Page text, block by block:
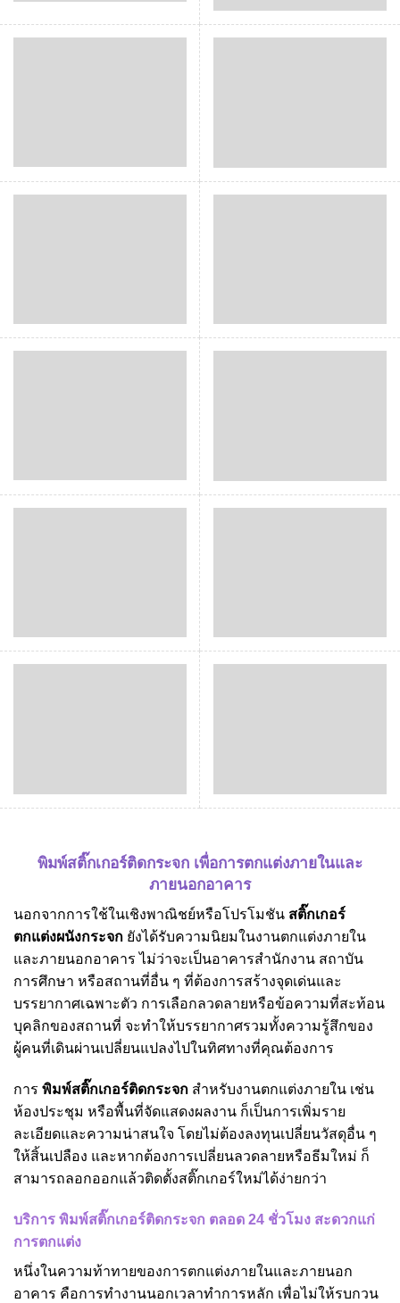
พิมพ์สติ๊กเกอร์ติดกระจก เพื่อการตกแต่งภายในและ
ภายนอกอาคาร
นอกจากการใช้ในเชิงพาณิชย์หรือโปรโมชัน สติ๊กเกอร์
ตกแต่งผนังกระจก ยังได้รับความนิยมในงานตกแต่งภายใน
และภายนอกอาคาร ไม่ว่าจะเป็นอาคารสำนักงาน สถาบัน
การศึกษา หรือสถานที่อื่น ๆ ที่ต้องการสร้างจุดเด่นและ
บรรยากาศเฉพาะตัว การเลือกลวดลายหรือข้อความที่สะท้อน
บุคลิกของสถานที่ จะทำให้บรรยากาศรวมทั้งความรู้สึกของ
ผู้คนที่เดินผ่านเปลี่ยนแปลงไปในทิศทางที่คุณต้องการ
การ พิมพ์สติ๊กเกอร์ติดกระจก สำหรับงานตกแต่งภายใน เช่น
ห้องประชุม หรือพื้นที่จัดแสดงผลงาน ก็เป็นการเพิ่มราย
ละเอียดและความน่าสนใจ โดยไม่ต้องลงทุนเปลี่ยนวัสดุอื่น ๆ
ให้สิ้นเปลือง และหากต้องการเปลี่ยนลวดลายหรือธีมใหม่ ก็
สามารถลอกออกแล้วติดตั้งสติ๊กเกอร์ใหม่ได้ง่ายกว่า
บริการ พิมพ์สติ๊กเกอร์ติดกระจก ตลอด 24 ชั่วโมง สะดวกแก่
การตกแต่ง
หนึ่งในความท้าทายของการตกแต่งภายในและภายนอก
อาคาร คือการทำงานนอกเวลาทำการหลัก เพื่อไม่ให้รบกวน